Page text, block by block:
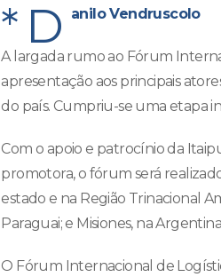
*D anilo Vendruscolo
A largada rumo ao Fórum
apresentação aos principais
do país. Cumpriu-se uma etapa
Com o apoio e patrocínio da
promotora, o fórum será
estado e na Região Trinacional
Paraguai; e Misiones, na
O Fórum Internacional de